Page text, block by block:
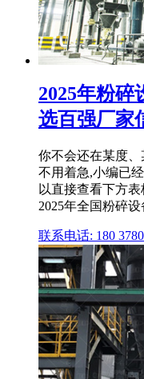
2025年粉
选百强厂家
你不会还在某度
不用着急,小编已
以直接查看下方
2025年全国粉碎
联系电话: 180 3780